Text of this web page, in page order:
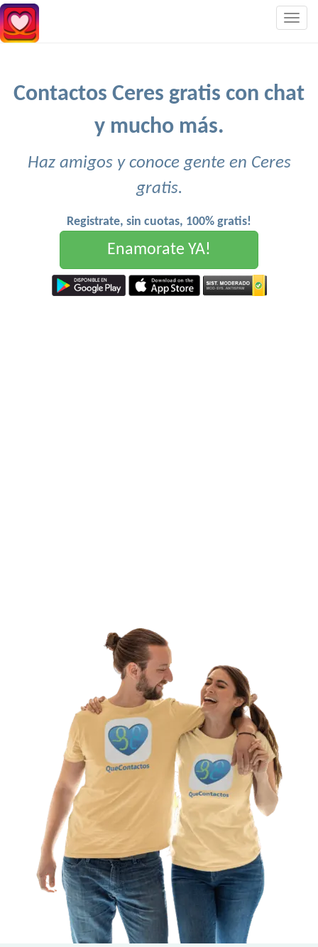
Contactos Ceres gratis con chat
y mucho más.
Haz amigos y conoce gente en Ceres
gratis.
Registrate, sin cuotas, 100% gratis!
Enamorate YA!